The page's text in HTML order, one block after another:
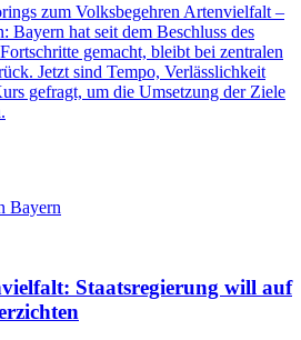
zum Volksbegehren Artenvielfalt –
Bayern hat seit dem Beschluss des
gemacht, bleibt bei zentralen
Jetzt sind Tempo, Verlässlichkeit
gefragt, um die Umsetzung der Ziele
Bayern
Staatsregierung will auf